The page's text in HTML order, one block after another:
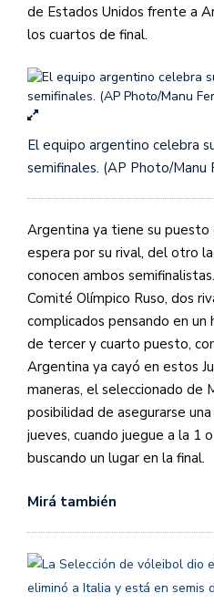
de Estados Unidos frente a
los cuartos de final.
El equipo argentino celebra
semifinales. (AP Photo/Manu
Argentina ya tiene su puesto
espera por su rival, del otro
conocen ambos
Comité Olímpico Ruso, dos
complicados pensando en
de tercer y cuarto puesto,
Argentina ya cayó en estos
maneras, el seleccionado de
posibilidad de asegurarse
jueves, cuando juegue a la 1
buscando un lugar en la final.
Mirá también